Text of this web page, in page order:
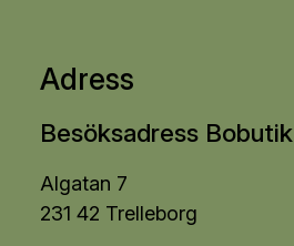
Adress
Besöksadress Bobutik
Algatan 7
231 42 Trelleborg